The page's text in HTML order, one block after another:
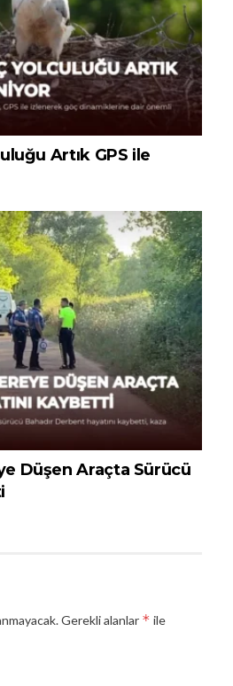
Artık GPS ile
Düşen Araçta Sürücü
Gerekli alanlar * ile